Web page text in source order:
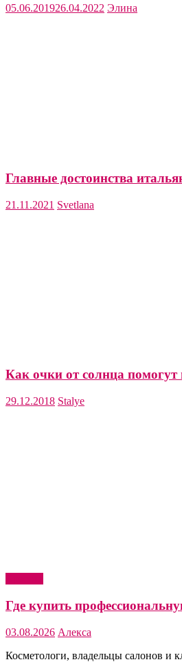
05.06.201926.04.2022 Элина
Главные достоинства
21.11.2021 Svetlana
Как очки от солнца помогут
29.12.2018 Stalye
Где купить
03.08.2026 Алекса
Косметологи, владельцы салонов и